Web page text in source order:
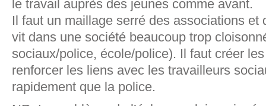
le travail auprès des jeunes comme avant.
Il faut un maillage serré des associations et
vit dans une société beaucoup trop
sociaux/police, école/police). Il faut créer
renforcer les liens avec les travailleurs
rapidement que la police.